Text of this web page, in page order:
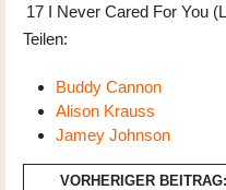
17 I Never Cared For You
Teilen:
Buddy Cannon
Alison Krauss
Jamey Johnson
VORHERIGER